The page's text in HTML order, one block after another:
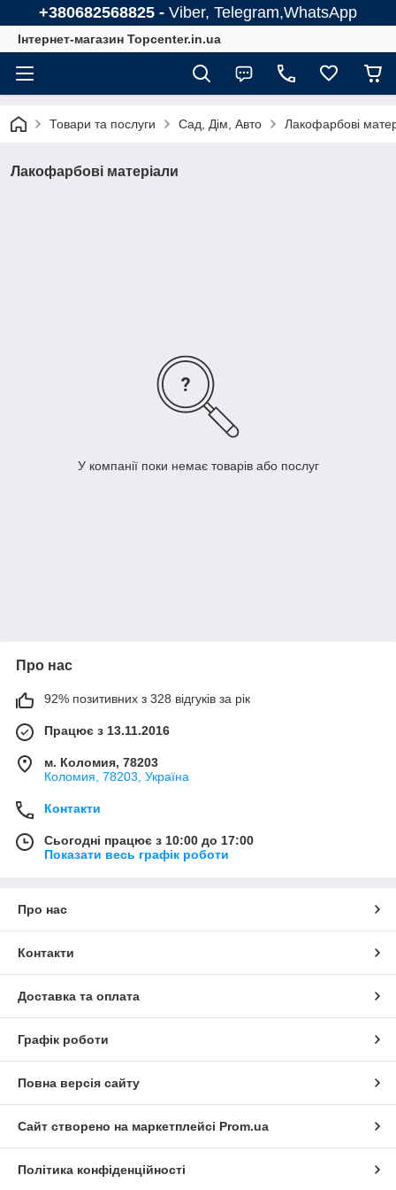
+380682568825 - Viber, Telegram,WhatsApp
Інтернет-магазин Topcenter.in.ua
Товари та послуги Сад, Дім, Авто Лакофарбові
Лакофарбові матеріали
У компанії поки немає товарів або послуг
Про нас
92% позитивних з 328 відгуків за рік
Працює з 13.11.2016
м. Коломия, 78203
Коломия, 78203, Україна
Контакти
Сьогодні працює з 10:00 до 17:00
Показати весь графік роботи
Про нас
Контакти
Доставка та оплата
Графік роботи
Повна версія сайту
Сайт створено на маркетплейсі Prom.ua
Політика конфіденційності